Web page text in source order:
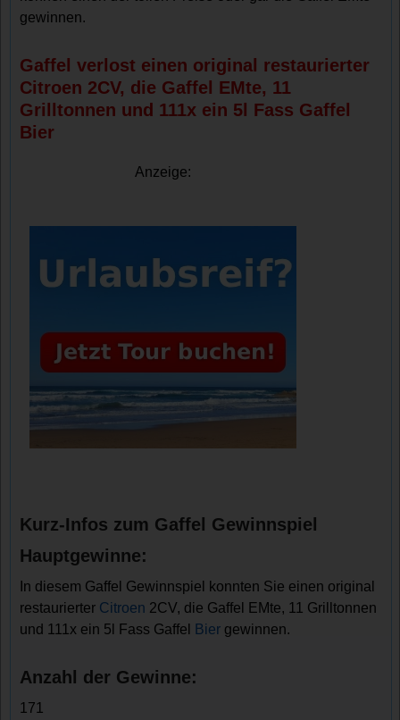
gewinnen.
Gaffel verlost einen original restaurierter
Citroen 2CV, die Gaffel EMte, 11
Grilltonnen und 111x ein 5l Fass Gaffel
Bier
Anzeige:
Kurz-Infos zum Gaffel Gewinnspiel
Hauptgewinne:
In diesem Gaffel Gewinnspiel konnten Sie einen original
restaurierter Citroen 2CV, die Gaffel EMte, 11 Grilltonnen
und 111x ein 5l Fass Gaffel
Bier gewinnen.
Anzahl der Gewinne:
171